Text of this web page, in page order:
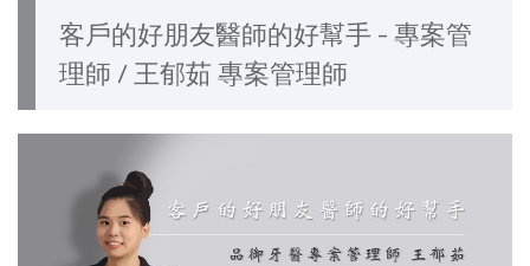
客戶的好朋友醫師的好幫手 - 專案管
理師 / 王郁茹 專案管理師